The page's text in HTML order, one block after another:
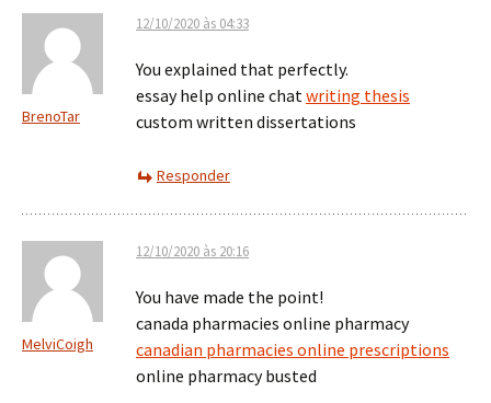
BrenoTar
12/10/2020 às 04:33
You explained that perfectly.
essay help online chatwriting thesis
custom written dissertations
Responder
MelviCoigh
12/10/2020 às 20:16
You have made the point!
canada pharmacies online pharmacy
canadian pharmacies online prescriptions
online pharmacy busted